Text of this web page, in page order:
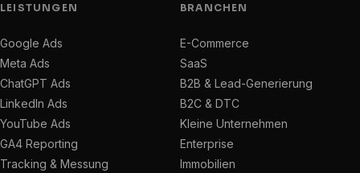
LEISTUNGEN
Google Ads
Meta Ads
ChatGPT Ads
LinkedIn Ads
YouTube Ads
GA4 Reporting
Tracking & Messung
BRANCHEN
E-Commerce
SaaS
B2B & Lead-Generierung
B2C & DTC
Kleine Unternehmen
Enterprise
Immobilien